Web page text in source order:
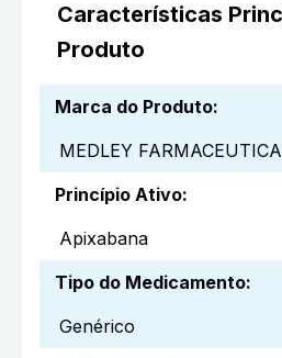
Características
Produto
Marca do Produto:
MEDLEY
Princípio Ativo:
Apixabana
Tipo do Medicamento:
Genérico